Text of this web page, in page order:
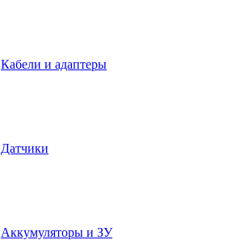
Кабели и адаптеры
Датчики
Аккумуляторы и ЗУ